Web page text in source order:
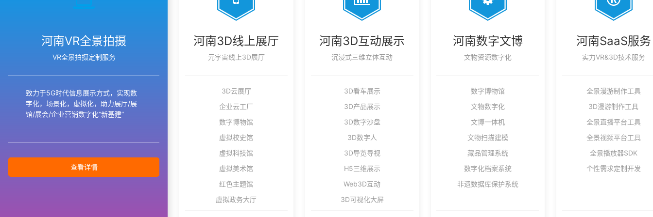
河南VR全景拍摄
VR全景拍摄定制服务
致力于5G时代信息展示方式，实现数
字化，场景化，虚拟化，助力展厅/展
馆/展会/企业营销数字化“新基建”
查看详情
河南3D线上展厅
元宇宙线上3D展厅
3D云展厅
企业云工厂
数字博物馆
虚拟校史馆
虚拟科技馆
虚拟美术馆
红色主题馆
虚拟政务大厅
河南3D互动展示
沉浸式三维立体互动
3D看车展示
3D产品展示
3D数字沙盘
3D数字人
3D导览导视
H5三维展示
Web3D互动
3D可视化大屏
河南数字文博
文物资源数字化
数字博物馆
文物数字化
文博一体机
文物扫描建模
藏品管理系统
数字化档案系统
非遗数据库保护系统
河南SaaS服务
实力VR&3D技术服务
全景漫游制作工具
3D漫游制作工具
全景直播平台工具
全景视频平台工具
全景播放器SDK
个性需求定制开发